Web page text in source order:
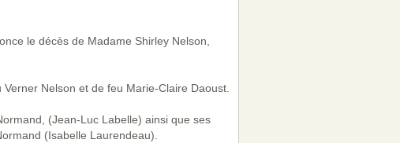
le décès de Madame Shirley Nelson,
Nelson et de feu Marie-Claire Daoust.
(Jean-Luc Labelle) ainsi que ses
(Isabelle Laurendeau).